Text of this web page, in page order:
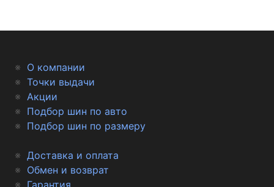
О компании
Точки выдачи
Акции
Подбор шин по авто
Подбор шин по размеру
Доставка и оплата
Обмен и возврат